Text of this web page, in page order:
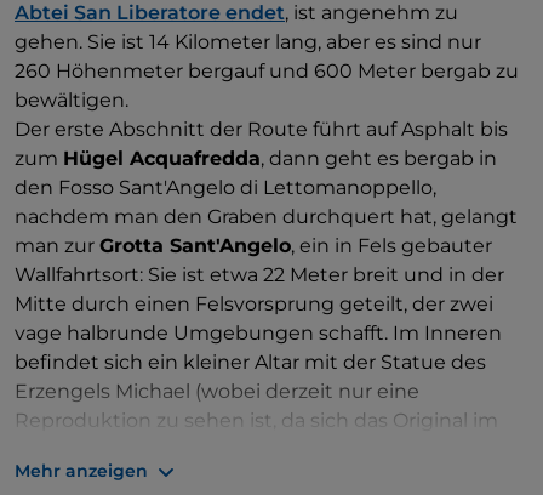
Abtei San Liberatore endet, ist angenehm zu
gehen. Sie ist 14 Kilometer lang, aber es sind nur
260 Höhenmeter bergauf und 600 Meter bergab zu
bewältigen.
Der erste Abschnitt der Route führt auf Asphalt bis
zum Hügel Acquafredda, dann geht es bergab in
den Fosso Sant'Angelo di Lettomanoppello,
nachdem man den Graben durchquert hat, gelangt
man zur Grotta Sant'Angelo, ein in Fels gebauter
Wallfahrtsort: Sie ist etwa 22 Meter breit und in der
Mitte durch einen Felsvorsprung geteilt, der zwei
vage halbrunde Umgebungen schafft. Im Inneren
befindet sich ein kleiner Altar mit der Statue des
Erzengels Michael (wobei derzeit nur eine
Reproduktion zu sehen ist, da sich das Original im
Anschließend führt der Weg wieder hinauf, bis Sie
Mehr anzeigen